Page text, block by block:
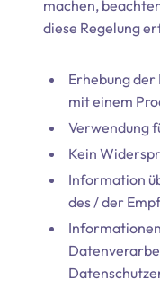
machen,
diese Regelung
Erhebung der
mit einem
Verwendung
Kein
Information
des / der